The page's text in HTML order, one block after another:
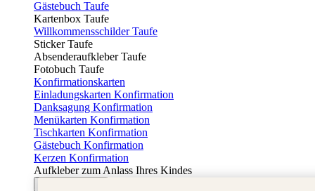
Gästebuch Taufe
Kartenbox Taufe
Willkommensschilder Taufe
Sticker Taufe
Absenderaufkleber Taufe
Fotobuch Taufe
Konfirmationskarten
Einladungskarten Konfirmation
Danksagung Konfirmation
Menükarten Konfirmation
Tischkarten Konfirmation
Gästebuch Konfirmation
Kerzen Konfirmation
Aufkleber zum Anlass Ihres Kindes